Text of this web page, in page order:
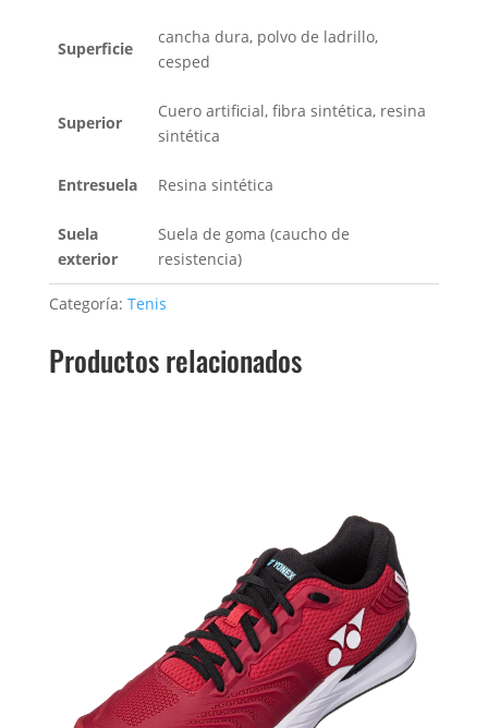
Superficie
cancha dura, polvo de ladrillo,
cesped
Superior
Cuero artificial, fibra sintética, resina
sintética
Entresuela Resina sintética
Suela
exterior
Suela de goma (caucho de
resistencia)
Categoría: Tenis
Productos relacionados